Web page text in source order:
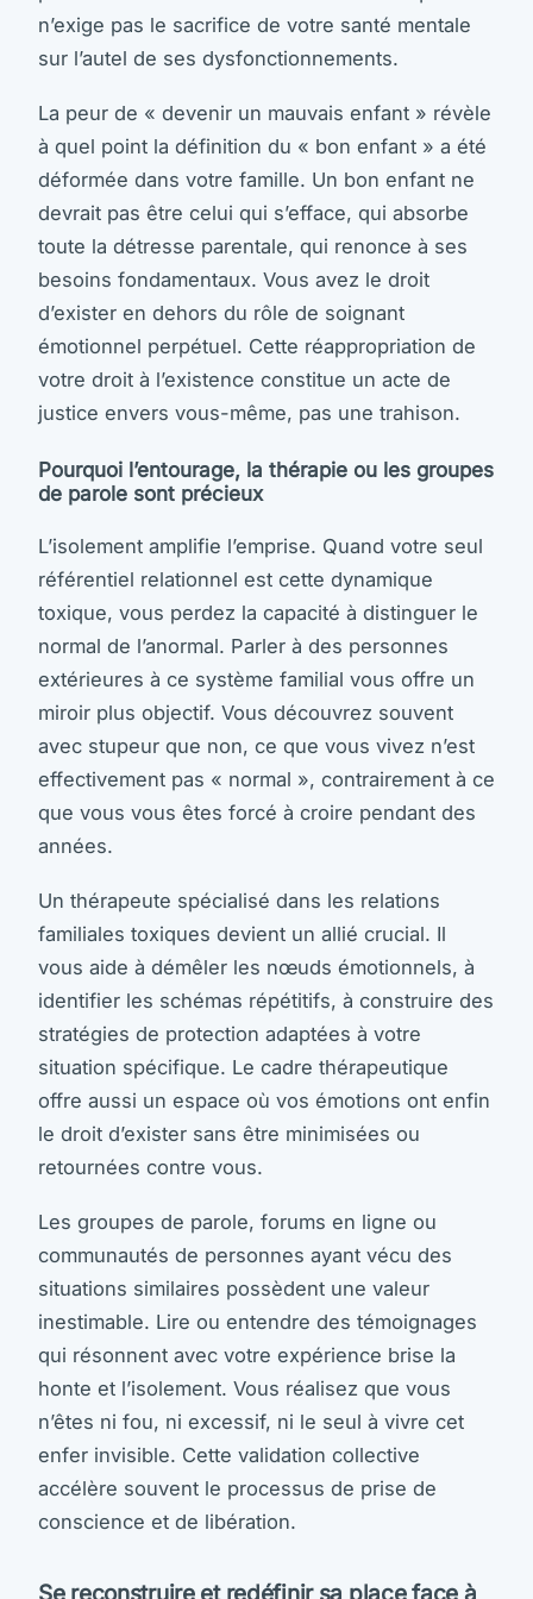
n’exige pas le sacrifice de votre santé mentale
sur l’autel de ses dysfonctionnements.
La peur de « devenir un mauvais enfant » révèle
à quel point la définition du « bon enfant » a été
déformée dans votre famille. Un bon enfant ne
devrait pas être celui qui s’efface, qui absorbe
toute la détresse parentale, qui renonce à ses
besoins fondamentaux. Vous avez le droit
d’exister en dehors du rôle de soignant
émotionnel perpétuel. Cette réappropriation de
votre droit à l’existence constitue un acte de
justice envers vous-même, pas une trahison.
Pourquoi l’entourage, la thérapie ou les groupes
de parole sont précieux
L’isolement amplifie l’emprise. Quand votre seul
référentiel relationnel est cette dynamique
toxique, vous perdez la capacité à distinguer le
normal de l’anormal. Parler à des personnes
extérieures à ce système familial vous offre un
miroir plus objectif. Vous découvrez souvent
avec stupeur que non, ce que vous vivez n’est
effectivement pas « normal », contrairement à ce
que vous vous êtes forcé à croire pendant des
années.
Un thérapeute spécialisé dans les relations
familiales toxiques devient un allié crucial. Il
vous aide à démêler les nœuds émotionnels, à
identifier les schémas répétitifs, à construire des
stratégies de protection adaptées à votre
situation spécifique. Le cadre thérapeutique
offre aussi un espace où vos émotions ont enfin
le droit d’exister sans être minimisées ou
retournées contre vous.
Les groupes de parole, forums en ligne ou
communautés de personnes ayant vécu des
situations similaires possèdent une valeur
inestimable. Lire ou entendre des témoignages
qui résonnent avec votre expérience brise la
honte et l’isolement. Vous réalisez que vous
n’êtes ni fou, ni excessif, ni le seul à vivre cet
enfer invisible. Cette validation collective
accélère souvent le processus de prise de
conscience et de libération.